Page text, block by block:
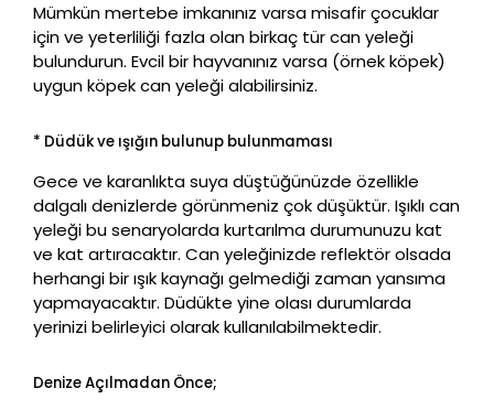
Mümkün mertebe imkanınız varsa misafir çocuklar
için ve yeterliliği fazla olan birkaç tür can yeleği
bulundurun. Evcil bir hayvanınız varsa (örnek köpek)
uygun köpek can yeleği alabilirsiniz.
* Düdük ve ışığın bulunup bulunmaması
Gece ve karanlıkta suya düştüğünüzde özellikle
dalgalı denizlerde görünmeniz çok düşüktür. Işıklı can
yeleği bu senaryolarda kurtarılma durumunuzu kat
ve kat artıracaktır. Can yeleğinizde reflektör olsada
herhangi bir ışık kaynağı gelmediği zaman yansıma
yapmayacaktır. Düdükte yine olası durumlarda
yerinizi belirleyici olarak kullanılabilmektedir.
Denize Açılmadan Önce;